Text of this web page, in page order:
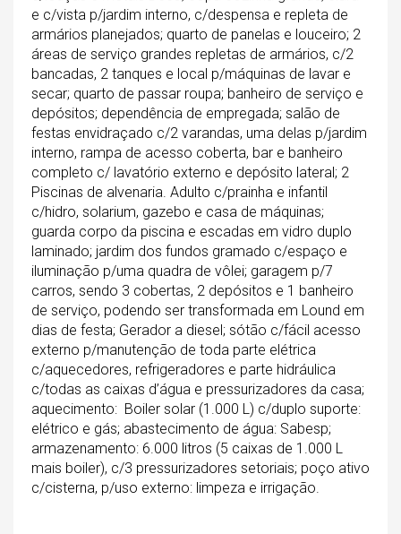
e c/vista p/jardim interno, c/despensa e repleta de
armários planejados; quarto de panelas e louceiro; 2
áreas de serviço grandes repletas de armários, c/2
bancadas, 2 tanques e local p/máquinas de lavar e
secar; quarto de passar roupa; banheiro de serviço e
depósitos; dependência de empregada; salão de
festas envidraçado c/2 varandas, uma delas p/jardim
interno, rampa de acesso coberta, bar e banheiro
completo c/ lavatório externo e depósito lateral; 2
Piscinas de alvenaria. Adulto c/prainha e infantil
c/hidro, solarium, gazebo e casa de máquinas;
guarda corpo da piscina e escadas em vidro duplo
laminado; jardim dos fundos gramado c/espaço e
iluminação p/uma quadra de vôlei; garagem p/7
carros, sendo 3 cobertas, 2 depósitos e 1 banheiro
de serviço, podendo ser transformada em Lound em
dias de festa; Gerador a diesel; sótão c/fácil acesso
externo p/manutenção de toda parte elétrica
c/aquecedores, refrigeradores e parte hidráulica
c/todas as caixas d’água e pressurizadores da casa;
aquecimento: Boiler solar (1.000 L) c/duplo suporte:
elétrico e gás; abastecimento de água: Sabesp;
armazenamento: 6.000 litros (5 caixas de 1.000 L
mais boiler), c/3 pressurizadores setoriais; poço ativo
c/cisterna, p/uso externo: limpeza e irrigação.